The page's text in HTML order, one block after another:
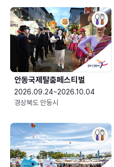
안동국제탈춤페스티벌
2026.09.24~2026.10.04
경상북도 안동시